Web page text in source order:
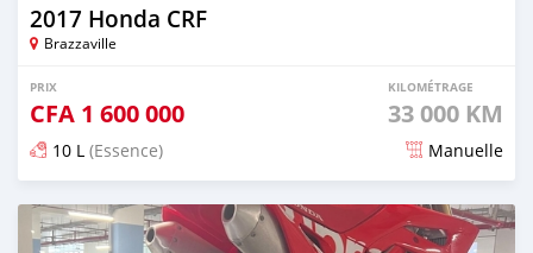
2017 Honda CRF
Brazzaville
PRIX
CFA 1 600 000
KILOMÉTRAGE
33 000 KM
10 L (Essence) Manuelle
Publié il y a presque 2 ans